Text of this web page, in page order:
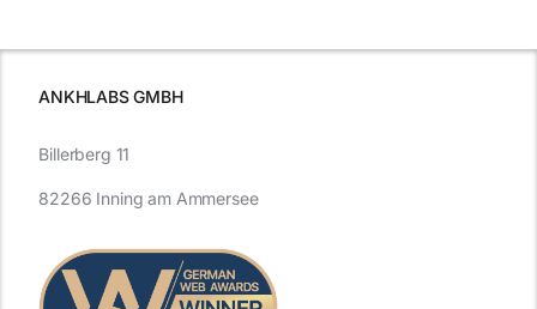
ANKHLABS GMBH
Billerberg 11
82266 Inning am Ammersee